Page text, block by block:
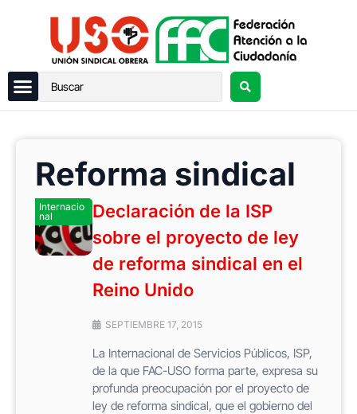
Reforma sindical
Internacio
nal
Declaración de la ISP
sobre el proyecto de ley
de reforma sindical en el
Reino Unido
SEPTIEMBRE 17, 2015
La Internacional de Servicios Públicos, ISP,
de la que FAC-USO forma parte, expresa su
profunda preocupación por el proyecto de
ley de reforma sindical, que el gobierno del